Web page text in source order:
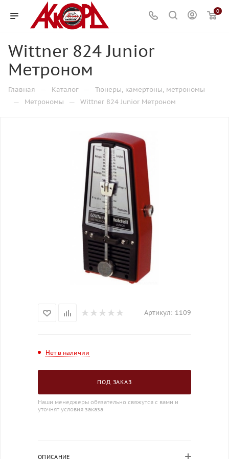
0
Wittner 824 Junior
Метроном
Главная — Каталог — Тюнеры, камертоны, метрономы
— Метрономы — Wittner 824 Junior Метроном
Артикул: 1109
Нет в наличии
ПОД ЗАКАЗ
Наши менеджеры обязательно свяжутся с вами и
уточнят условия заказа
ОПИСАНИЕ